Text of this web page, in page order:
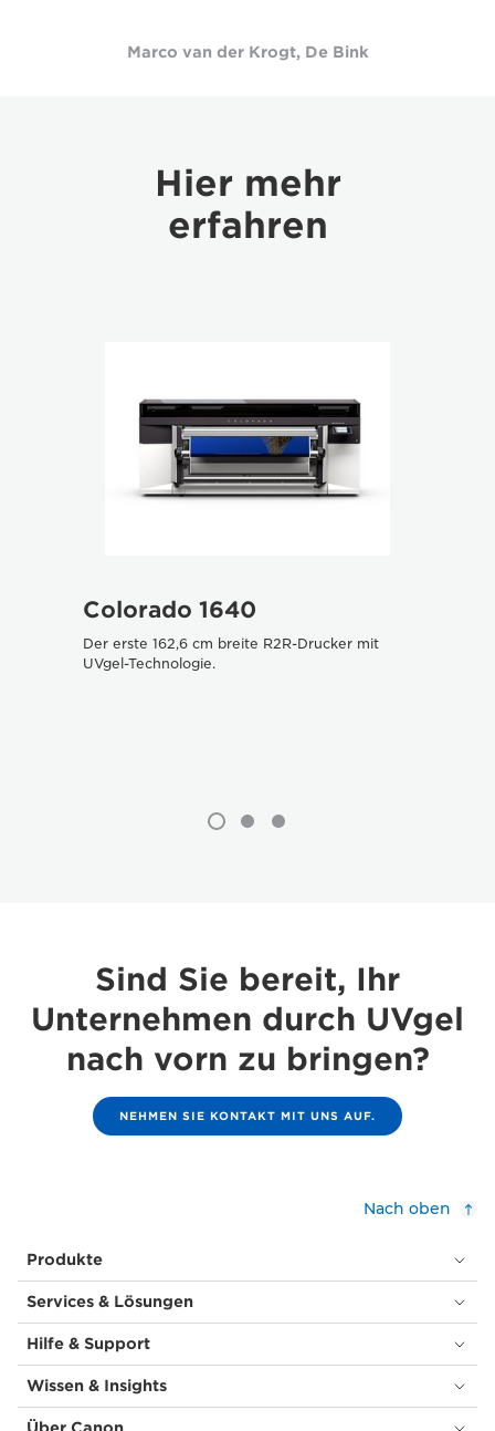
Marco van der Krogt, De Bink
Hier mehr
erfahren
Colorado 1640
Der erste 162,6 cm breite R2R-Drucker mit
UVgel-Technologie.
Sind Sie bereit, Ihr
Unternehmen durch UVgel
nach vorn zu bringen?
NEHMEN SIE KONTAKT MIT UNS AUF.
Nach oben
Produkte
Services & Lösungen
Hilfe & Support
Wissen & Insights